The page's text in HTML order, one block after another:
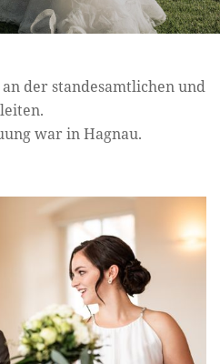
der standesamtlichen und
war in Hagnau.